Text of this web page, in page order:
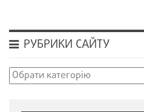
РУБРИКИ САЙТУ
Рубрики